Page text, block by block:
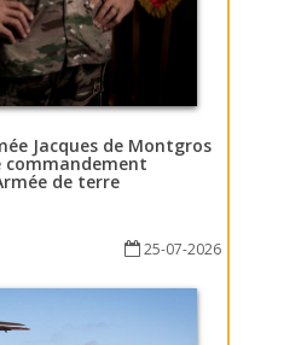
Jacques de Montgros
commandement
de terre
25-07-2026